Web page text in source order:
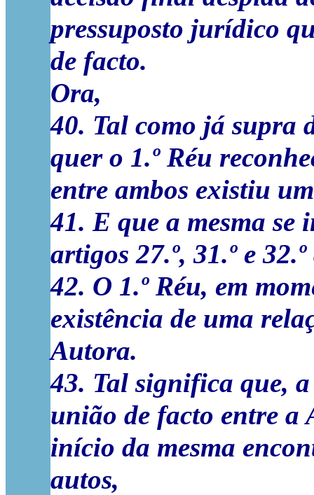
pressuposto jurídico
de facto.
Ora,
40. Tal como já supra
quer o 1.º Réu
entre ambos existiu
41. E que a mesma
artigos 27.º, 31.º e
42. O 1.º Réu, em
existência de uma
Autora.
43. Tal significa que,
união de facto entre a
início da mesma
autos,